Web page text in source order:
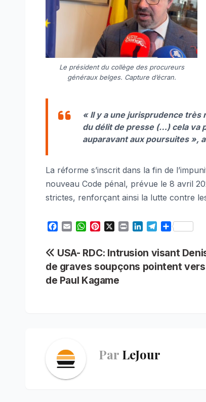
Le président du collège des procureurs
généraux belges. Capture d’écran.
« Il y a une jurisprudence très
du délit de presse (…) cela va
auparavant aux poursuites »,
La réforme s’inscrit dans la fin de
nouveau Code pénal, prévue le 8 avril
strictes, renforçant ainsi la lutte contre
e
b
o
o
i
l
W
t
s
A
p
t
e
r
e
n
t
k
e
l
e
g
S
r
e
Navigation
de
USA- RDC: Intrusion visant
de graves soupçons pointent vers
de Paul Kagame
Par LeJour